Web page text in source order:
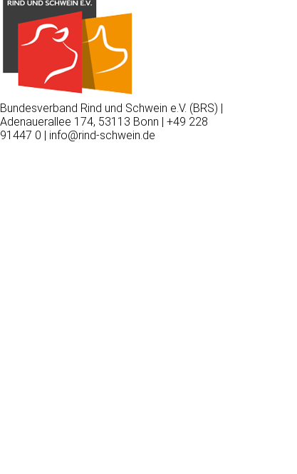
Bundesverband Rind und Schwein e.V. (BRS) |
Adenauerallee 174, 53113 Bonn | +49 228
91447 0 | info@rind-schwein.de